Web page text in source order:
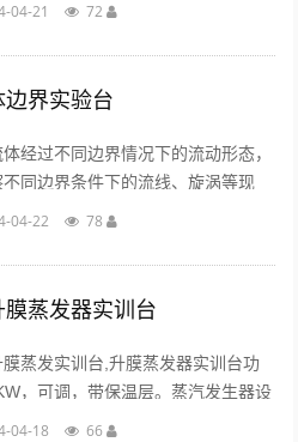
04-21 72
边界实验台
经过不同边界情况下的流动形态，
不同边界条件下的流线、旋涡等现
强和加深对流体运动特性的认识。
04-22 78
蒸发器实训台
蒸发实训台,升膜蒸发器实训台功
，可调，带保温层。蒸汽发生器设
全水封，消除安全阀失灵带来的安全
04-18 66